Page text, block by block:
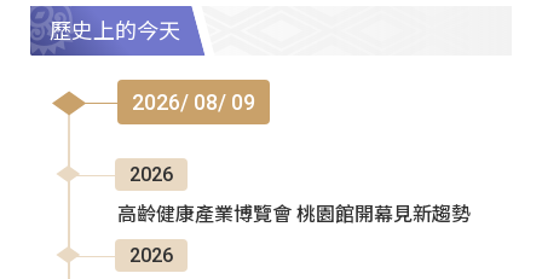
歷史上的今天
2026/ 08/ 09
2026
高齡健康產業博覽會 桃園館開幕見新趨勢
2026